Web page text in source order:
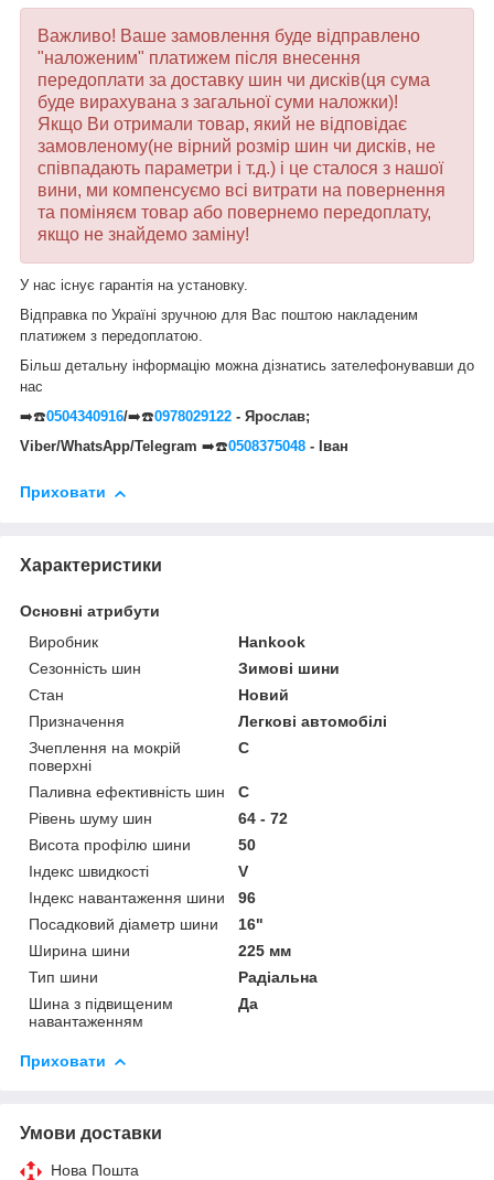
Важливо! Ваше замовлення буде відправлено
"наложеним" платижем після внесення
передоплати за доставку шин чи дисків(ця сума
буде вирахувана з загальної суми наложки)!
Якщо Ви отримали товар, який не відповідає
замовленому(не вірний розмір шин чи дисків, не
співпадають параметри і т.д.) і це сталося з нашої
вини, ми компенсуємо всі витрати на повернення
та поміняєм товар або повернемо передоплату,
якщо не знайдемо заміну!
У нас існує гарантія на установку.
Відправка по Україні зручною для Вас поштою накладеним
платижем з передоплатою.
Більш детальну інформацію можна дізнатись зателефонувавши до
нас
➡️☎️0504340916/➡️☎️0978029122 - Ярослав;
Viber/WhatsApp/Telegram ➡️☎️0508375048 - Іван
Приховати
Характеристики
Основні атрибути
Виробник
Hankook
Сезонність шин
Зимові шини
Стан
Новий
Призначення
Легкові автомобілі
Зчеплення на мокрій
поверхні
C
Паливна ефективність шин
C
Рівень шуму шин
64 - 72
Висота профілю шини
50
Індекс швидкості
V
Індекс навантаження шини
96
Посадковий діаметр шини
16"
Ширина шини
225 мм
Тип шини
Радіальна
Шина з підвищеним
навантаженням
Да
Приховати
Умови доставки
Нова Пошта